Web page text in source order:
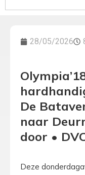
28/05/2026
De
naar
door •
Deze